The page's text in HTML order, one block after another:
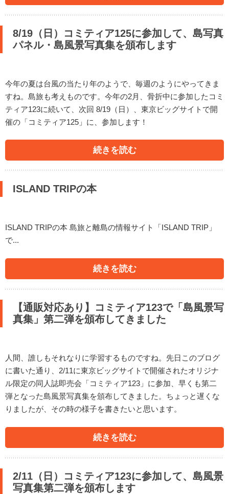
8/19（日）コミティア125に参加して、島写真
パネル・島風景写真集を頒布します
今年の夏は台風の当たり年のようで、毎週のようにやってきま
すね。島旅も考えものです。今年の2月、骨折中に参加したコミ
ティア123に続いて、次回 8/19（日）、東京ビッグサイトで開
催の「コミティア125」に、参加します！
続きを読む
ISLAND TRIPの本
ISLAND TRIPの本 島旅と離島の情報サイト「ISLAND TRIP」
で...
続きを読む
【通販対応あり】コミティア123で「島風景写
真集」第二弾を頒布してきました
人間、誰しもそれなりに学習するものですね。先日このブログ
に書いた通り、2/11に東京ビッグサイトで開催されたオリジナ
ル限定の同人誌即売会「コミティア123」に参加、早くも第二
弾となった島風景写真集を頒布してきました。ちょっと遅くな
りましたが、その時の様子を書きたいと思います。
続きを読む
2/11（日）コミティア123に参加して、島風景
写真集第二弾を頒布します